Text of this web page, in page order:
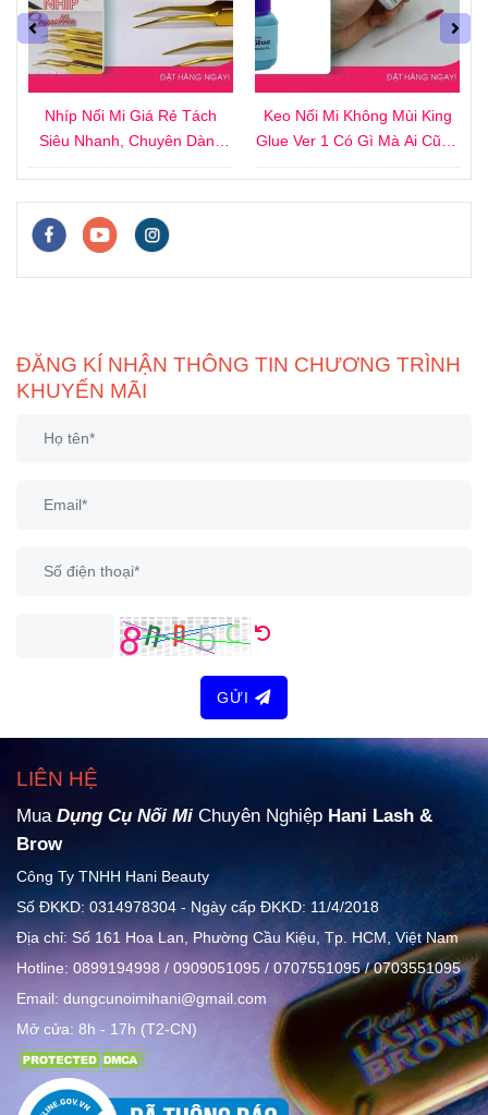
Nhíp Nối Mi Giá Rẻ Tách
Siêu Nhanh, Chuyên Dành
Keo Nối Mi Không Mùi King
Glue Ver 1 Có Gì Mà Ai Cũng
ĐĂNG KÍ NHẬN THÔNG TIN CHƯƠNG TRÌNH
KHUYẾN MÃI
GỬI
LIÊN HỆ
Mua Dụng Cụ Nối Mi Chuyên Nghiệp Hani Lash &
Brow
Công Ty TNHH Hani Beauty
Số ĐKKD: 0314978304 - Ngày cấp ĐKKD: 11/4/2018
Địa chỉ: Số 161 Hoa Lan, Phường Cầu Kiệu, Tp. HCM, Việt Nam
Hotline: 0899194998 / 0909051095 / 0707551095 / 0703551095
Email: dungcunoimihani@gmail.com
Mở cửa: 8h - 17h (T2-CN)